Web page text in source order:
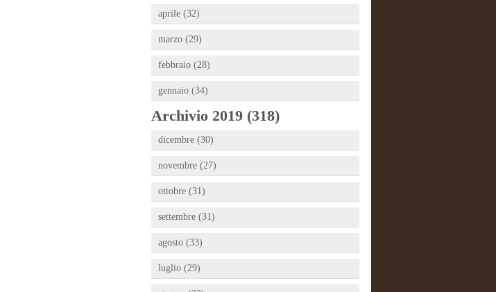
aprile (32)
marzo (29)
febbraio (28)
gennaio (34)
Archivio 2019 (318)
dicembre (30)
novembre (27)
ottobre (31)
settembre (31)
agosto (33)
luglio (29)